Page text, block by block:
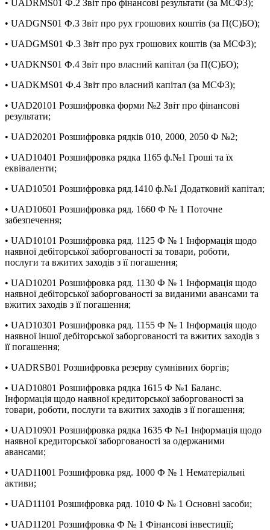
• UADRMS01 Ф.2 Звіт про фінансові результати (за МСФЗ);
• UADGNS01 Ф.3 Звіт про рух грошових коштів (за П(С)БО);
• UADGMS01 Ф.3 Звіт про рух грошових коштів (за МСФЗ);
• UADKNS01 Ф.4 Звіт про власний капітал (за П(С)БО);
• UADKMS01 Ф.4 Звіт про власний капітал (за МСФЗ);
• UAD20101 Розшифровка форми №2 Звіт про фінансові
результати;
• UAD20201 Розшифровка рядків 010, 2000, 2050 Ф №2;
• UAD10401 Розшифровка рядка 1165 ф.№1 Гроші та їх
еквіваленти;
• UAD10501 Розшифровка ряд.1410 ф.№1 Додатковий капітал;
• UAD10601 Розшифровка ряд. 1660 Ф № 1 Поточне
забезпечення;
• UAD10101 Розшифровка ряд. 1125 Ф № 1 Інформація щодо
наявної дебіторської заборгованості за товари, роботи,
послуги та вжитих заходів з її погашення;
• UAD10201 Розшифровка ряд. 1130 Ф № 1 Інформація щодо
наявної дебіторської заборгованості за виданими авансами та
вжитих заходів з її погашення;
• UAD10301 Розшифровка ряд. 1155 Ф № 1 Інформація щодо
наявної іншої дебіторської заборгованості та вжитих заходів з
її погашення;
• UADRSB01 Розшифровка резерву сумнівних боргів;
• UAD10801 Розшифровка рядка 1615 Ф №1 Баланс.
Інформація щодо наявної кредиторської заборгованості за
товари, роботи, послуги та вжитих заходів з її погашення;
• UAD10901 Розшифровка рядка 1635 Ф №1 Інформація щодо
наявної кредиторської заборгованості за одержаними
авансами;
• UAD11001 Розшифровка ряд. 1000 Ф № 1 Нематеріальні
активи;
• UAD11101 Розшифровка ряд. 1010 Ф № 1 Основні засоби;
• UAD11201 Розшифровка Ф № 1 Фінансові інвестиції;